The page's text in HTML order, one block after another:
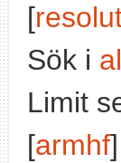
[
Sök i
Limit
[armhf